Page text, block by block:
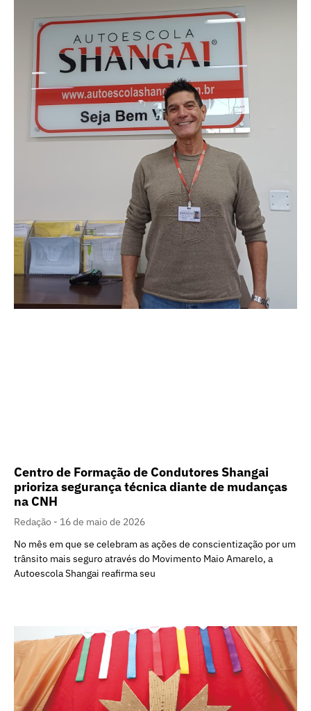
Centro de Formação de Condutores Shangai
prioriza segurança técnica diante de mudanças
na CNH
Redação
16 de maio de 2026
No mês em que se celebram as ações de conscientização por um
trânsito mais seguro através do Movimento Maio Amarelo, a
Autoescola Shangai reafirma seu